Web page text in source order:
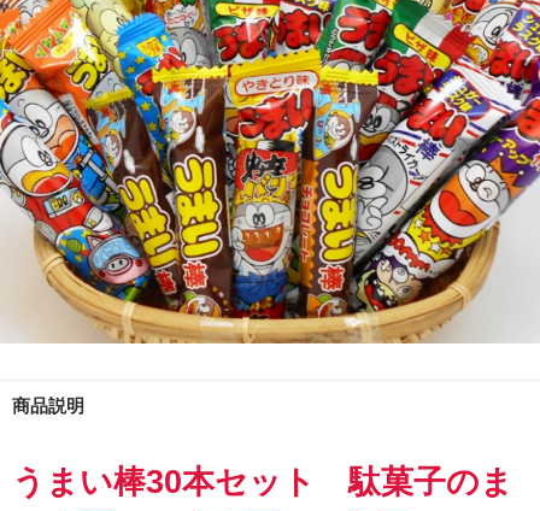
商品説明
うまい棒30本セット 駄菓子のま